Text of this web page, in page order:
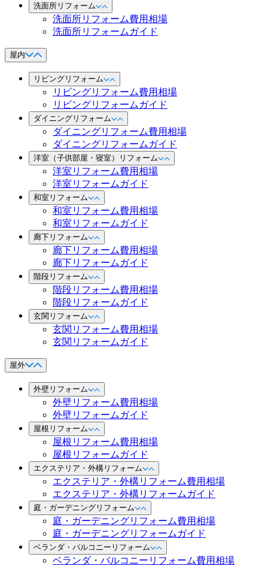
洗面所リフォーム
洗面所リフォーム費用相場
洗面所リフォームガイド
屋内
リビングリフォーム
リビングリフォーム費用相場
リビングリフォームガイド
ダイニングリフォーム
ダイニングリフォーム費用相場
ダイニングリフォームガイド
洋室（子供部屋・寝室）リフォーム
洋室リフォーム費用相場
洋室リフォームガイド
和室リフォーム
和室リフォーム費用相場
和室リフォームガイド
廊下リフォーム
廊下リフォーム費用相場
廊下リフォームガイド
階段リフォーム
階段リフォーム費用相場
階段リフォームガイド
玄関リフォーム
玄関リフォーム費用相場
玄関リフォームガイド
屋外
外壁リフォーム
外壁リフォーム費用相場
外壁リフォームガイド
屋根リフォーム
屋根リフォーム費用相場
屋根リフォームガイド
エクステリア・外構リフォーム
エクステリア・外構リフォーム費用相場
エクステリア・外構リフォームガイド
庭・ガーデニングリフォーム
庭・ガーデニングリフォーム費用相場
庭・ガーデニングリフォームガイド
ベランダ・バルコニーリフォーム
ベランダ・バルコニーリフォーム費用相場